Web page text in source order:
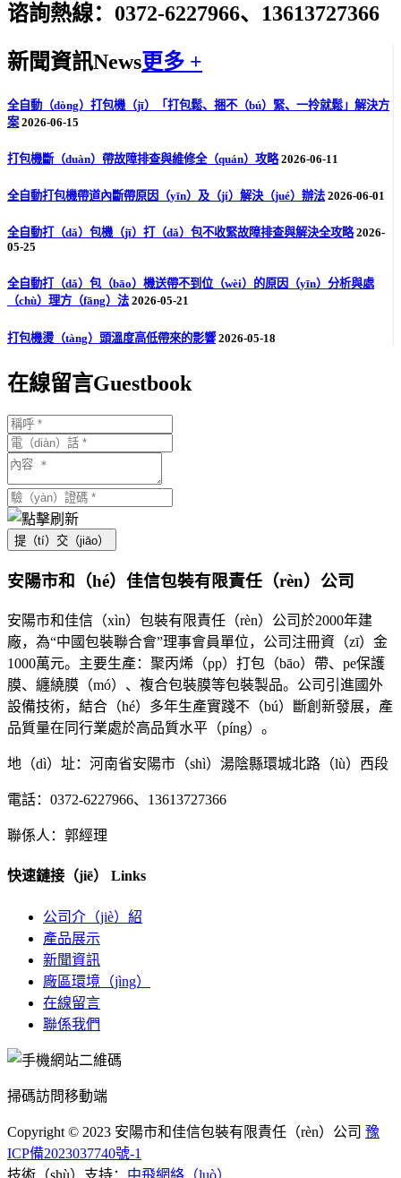
谘詢熱線：0372-6227966、13613727366
新聞資訊News更多 +
全自動（dòng）打包機（jī）「打包鬆、捆不（bú）緊、一拎就鬆」解決方
案 2026-06-15
打包機斷（duàn）帶故障排查與維修全（quán）攻略 2026-06-11
全自動打包機帶道內斷帶原因（yīn）及（jí）解決（jué）辦法 2026-06-01
全自動打（dǎ）包機（jī）打（dǎ）包不收緊故障排查與解決全攻略 2026-
05-25
全自動打（dǎ）包（bāo）機送帶不到位（wèi）的原因（yīn）分析與處
（chù）理方（fāng）法 2026-05-21
打包機燙（tàng）頭溫度高低帶來的影響 2026-05-18
在線留言Guestbook
提（tí）交（jiāo）
安陽市和（hé）佳信包裝有限責任（rèn）公司
安陽市和佳信（xìn）包裝有限責任（rèn）公司於2000年建
廠，為“中國包裝聯合會”理事會員單位，公司注冊資（zī）金
1000萬元。主要生產：聚丙烯（pp）打包（bāo）帶、pe保護
膜、纏繞膜（mó）、複合包裝膜等包裝製品。公司引進國外
設備技術，結合（hé）多年生產實踐不（bú）斷創新發展，產
品質量在同行業處於高品質水平（píng）。
地（dì）址：河南省安陽市（shì）湯陰縣環城北路（lù）西段
電話：0372-6227966、13613727366
聯係人：郭經理
快速鏈接（jiē） Links
公司介（jiè）紹
產品展示
新聞資訊
廠區環境（jìng）
在線留言
聯係我們
掃碼訪問移動端
Copyright © 2023 安陽市和佳信包裝有限責任（rèn）公司 豫
ICP備2023037740號-1
技術（shù）支持： 中飛網絡（luò）